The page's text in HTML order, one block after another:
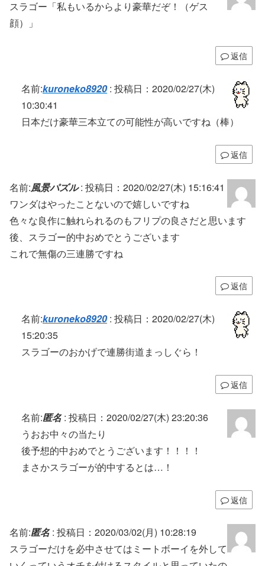
スラゴー「私もいるからより豪華だぞ！（ゲス
顔）」
返信
名前:kuroneko8920: 投稿日：2020/02/27(木)
10:30:41
日本だけ豪華三本立ての可能性が高いですね（棒）
返信
名前:風景パズル: 投稿日：2020/02/27(木) 15:16:41
ワンダはやったことないので嬉しいですね
色々な良作に触れられるのもフリプの良さだと思います
後、スラゴー的中おめでとうございます
これで無傷の三連勝ですね
返信
名前:kuroneko8920: 投稿日：2020/02/27(木)
15:20:35
スラゴーのおかげで連勝街道まっしぐら！
返信
名前:匿名: 投稿日：2020/02/27(木) 23:20:36
うおお中々の当たり
後予想的中おめでとうございます！！！！
まさかスラゴーが的中するとは…！
返信
名前:匿名: 投稿日：2020/03/02(月) 10:28:19
スラゴーだけを必中させてはミートボーイを外して